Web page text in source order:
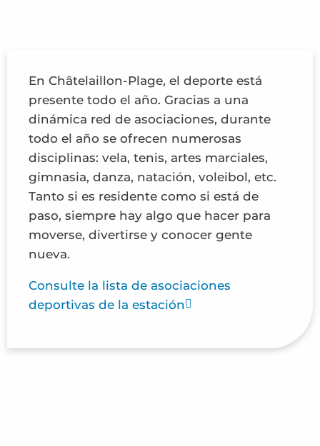
En Châtelaillon-Plage, el deporte está
presente todo el año. Gracias a una
dinámica red de asociaciones, durante
todo el año se ofrecen numerosas
disciplinas: vela, tenis, artes marciales,
gimnasia, danza, natación, voleibol, etc.
Tanto si es residente como si está de
paso, siempre hay algo que hacer para
moverse, divertirse y conocer gente
nueva.
Consulte la lista de asociaciones
deportivas de la estación